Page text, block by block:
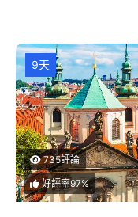
9天
735評論
好評率97%